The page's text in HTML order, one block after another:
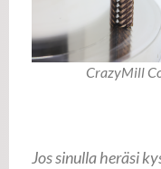
CrazyMill
Jos sinulla heräsi